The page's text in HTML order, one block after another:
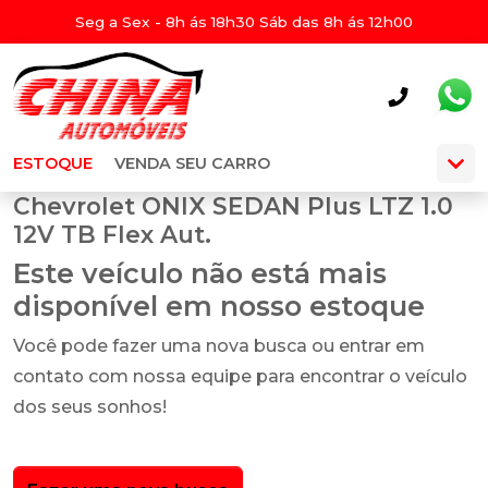
Seg a Sex - 8h ás 18h30 Sáb das 8h ás 12h00
ESTOQUE VENDA SEU CARRO
Chevrolet ONIX SEDAN Plus LTZ 1.0
12V TB Flex Aut.
Este veículo não está mais
disponível em nosso estoque
Você pode fazer uma nova busca ou entrar em
contato com nossa equipe para encontrar o veículo
dos seus sonhos!